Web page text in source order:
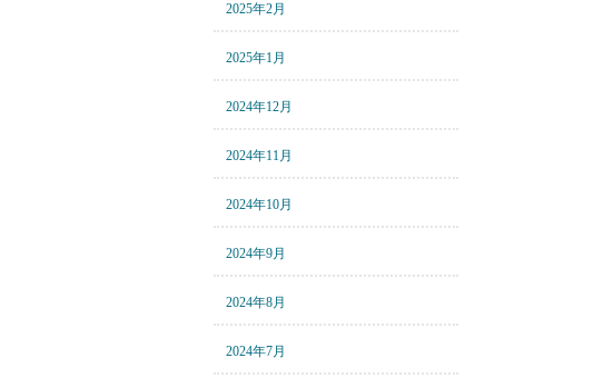
2025年2月
2025年1月
2024年12月
2024年11月
2024年10月
2024年9月
2024年8月
2024年7月